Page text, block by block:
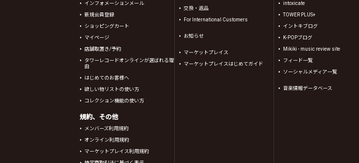
インフォメーションメール
新規会員登録
ショッピングカート
マイページ
店舗取置き/予約
タワーレコードオンラインが選ばれる理
由
はじめてのお客様へ
欲しい物リストの使い方
コレクション機能の使い方
規約、その他
メンバーズ利用規約
オンライン利用規約
マーケットプレイス利用規約
交換・返品
For International Customers
お知らせ
マーケットプレイス
マーケットプレイスはじめてガイド
intoxicate
TOWER PLUS+
イントキブログ
K-POPブログ
Mikiki - music review site
フィード一覧
ソーシャルメディア一覧
音楽情報データベース